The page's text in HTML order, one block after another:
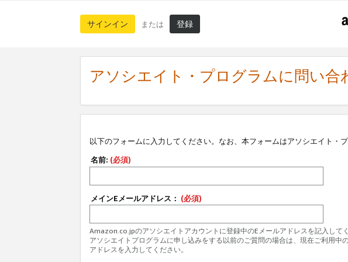
サインイン または 登録
アソシエイト・プログラムに問い合
以下のフォームに入力してください。なお、本フォームはアソシエイト・
名前: (必須)
メインEメールアドレス： (必須)
Amazon.co.jpのアソシエイトアカウントに登録中のEメールアドレスを記入してく
アソシエイトプログラムに申し込みをする以前のご質問の場合は、現在ご利用中
アドレスを入力してください。